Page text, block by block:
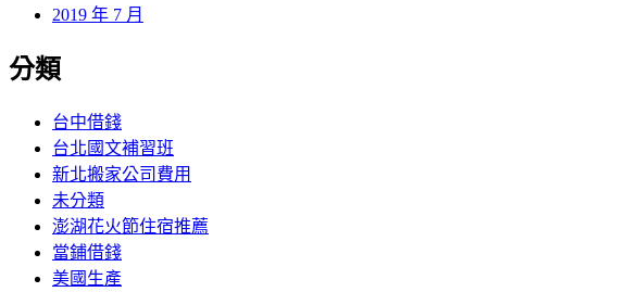
2019 年 7 月
分類
台中借錢
台北國文補習班
新北搬家公司費用
未分類
澎湖花火節住宿推薦
當鋪借錢
美國生產